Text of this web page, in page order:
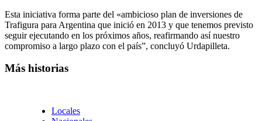
Esta iniciativa forma parte del «ambicioso plan de inversiones de
Trafigura para Argentina que inició en 2013 y que tenemos previsto
seguir ejecutando en los próximos años, reafirmando así nuestro
compromiso a largo plazo con el país”, concluyó Urdapilleta.
Más historias
Locales